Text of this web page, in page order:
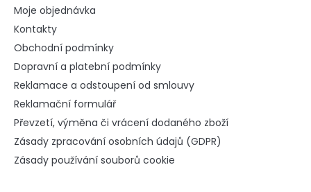
Moje objednávka
Kontakty
Obchodní podmínky
Dopravní a platební podmínky
Reklamace a odstoupení od smlouvy
Reklamační formulář
Převzetí, výměna či vrácení dodaného zboží
Zásady zpracování osobních údajů (GDPR)
Zásady používání souborů cookie